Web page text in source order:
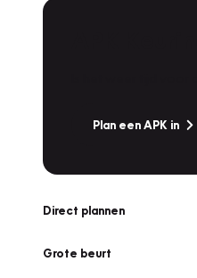
Plan een APK in
Direct plannen
Grote beurt